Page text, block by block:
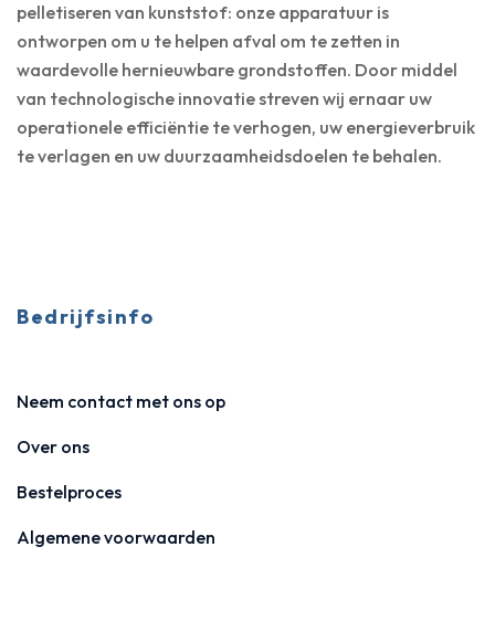
pelletiseren van kunststof: onze apparatuur is
ontworpen om u te helpen afval om te zetten in
waardevolle hernieuwbare grondstoffen. Door middel
van technologische innovatie streven wij ernaar uw
operationele efficiëntie te verhogen, uw energieverbruik
te verlagen en uw duurzaamheidsdoelen te behalen.
Bedrijfsinfo
Neem contact met ons op
Over ons
Bestelproces
Algemene voorwaarden